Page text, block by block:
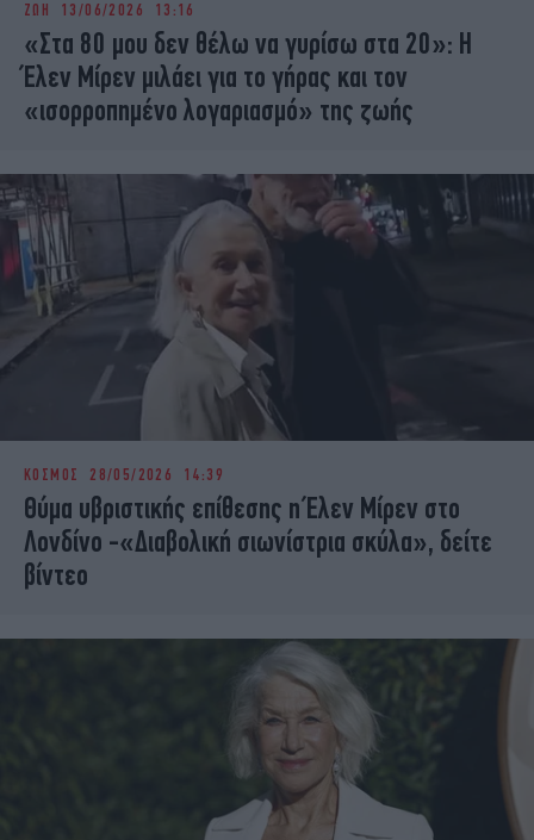
iBOOKS
OSCARS
THE OCEAN
MEDIA
ELAMEFORA
ΖΩΗ 13/06/2026 13:16
«Στα 80 μου δεν θέλω να γυρίσω στα 20»: Η
Έλεν Μίρεν μιλάει για το γήρας και τον
«ισορροπημένο λογαριασμό» της ζωής
ΚΟΣΜΟΣ 28/05/2026 14:39
Θύμα υβριστικής επίθεσης η Έλεν Μίρεν στο
Λονδίνο -«Διαβολική σιωνίστρια σκύλα», δείτε
βίντεο